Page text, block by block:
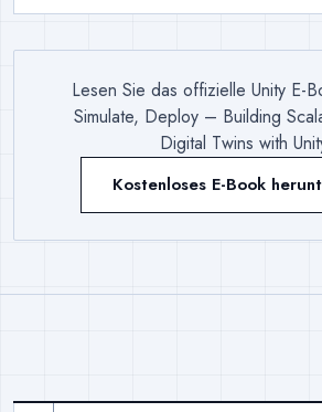
Lesen Sie das offizielle Unity E-
Simulate, Deploy – Building
Digital Twins with
Kostenloses E-Book